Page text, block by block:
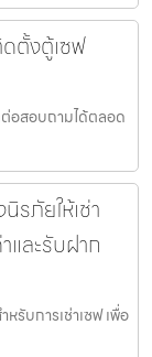
ตั้งตู้เซฟ
อสอบถามได้ตลอด
รภัยให้เช่า
และรับฝาก
รับการเช่าเซฟ เพื่อ